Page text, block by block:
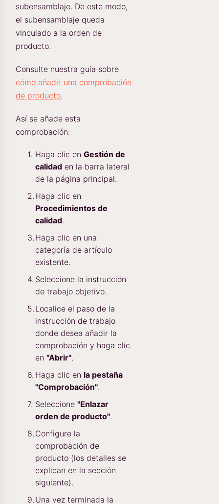
subensamblaje. De este modo,
el subensamblaje queda
vinculado a la orden de
producto.
Consulte nuestra guía sobre
cómo añadir una comprobación
de producto.
Así se añade esta
comprobación:
Haga clic en Gestión de
calidad en la barra lateral
de la página principal.
Haga clic en
Procedimientos de
calidad.
Haga clic en una
categoría de artículo
existente.
Seleccione la instrucción
de trabajo objetivo.
Localice el paso de la
instrucción de trabajo
donde desea añadir la
comprobación y haga clic
en "Abrir".
Haga clic en la pestaña
"Comprobación".
Seleccione "Enlazar
orden de producto".
Configure la
comprobación de
producto (los detalles se
explican en la sección
siguiente).
Una vez terminada la